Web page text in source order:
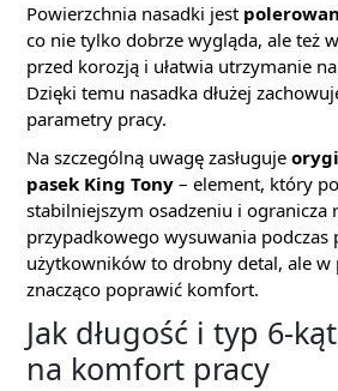
Powierzchnia nasadki jest
co nie tylko dobrze wygląda, ale też
przed korozją i ułatwia utrzymanie
Dzięki temu nasadka dłużej
parametry pracy.
Na szczególną uwagę zasługuje
pasek King Tony – element, który
stabilniejszym osadzeniu i ogranicza
przypadkowego wysuwania podczas
użytkowników to drobny detal, ale w
znacząco poprawić komfort.
Jak długość i typ 6-
na komfort pracy